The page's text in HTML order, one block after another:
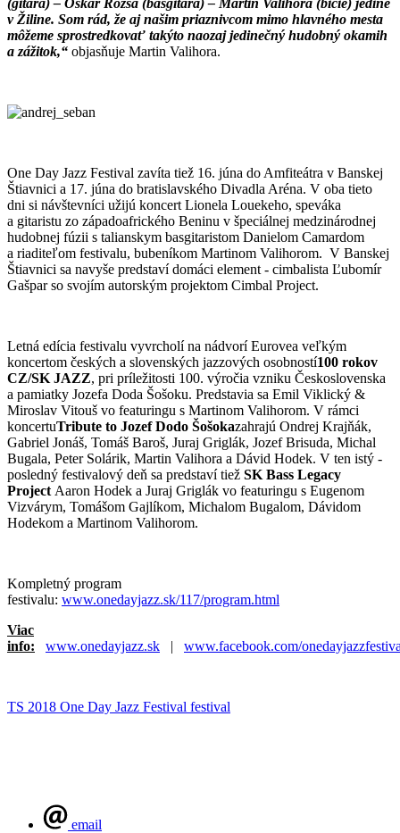
v Žiline. Som rád, že aj našim priaznivcom mimo hlavného mesta
môžeme sprostredkovať takýto naozaj jedinečný hudobný okamih
a zážitok,“ objasňuje Martin Valihora.
One Day Jazz Festival zavíta tiež 16. júna do Amfiteátra v Banskej
Štiavnici a 17. júna do bratislavského Divadla Aréna. V oba tieto
dni si návštevníci užijú koncert Lionela Louekeho, speváka
a gitaristu zo západoafrického Beninu v špeciálnej medzinárodnej
hudobnej fúzii s talianskym basgitaristom Danielom Camardom
a riaditeľom festivalu, bubeníkom Martinom Valihorom. V Banskej
Štiavnici sa navyše predstaví domáci element - cimbalista Ľubomír
Gašpar so svojím autorským projektom Cimbal Project.
Letná edícia festivalu vyvrcholí na nádvorí Eurovea veľkým
koncertom českých a slovenských jazzových osobností100 rokov
CZ/SK JAZZ, pri príležitosti 100. výročia vzniku Československa
a pamiatky Jozefa Doda Šošoku. Predstavia sa Emil Viklický &
Miroslav Vitouš vo featuringu s Martinom Valihorom. V rámci
koncertuTribute to Jozef Dodo Šošokazahrajú Ondrej Krajňák,
Gabriel Jonáš, Tomáš Baroš, Juraj Griglák, Jozef Brisuda, Michal
Bugala, Peter Solárik, Martin Valihora a Dávid Hodek. V ten istý -
posledný festivalový deň sa predstaví tiež SK Bass Legacy
Project Aaron Hodek a Juraj Griglák vo featuringu s Eugenom
Vizvárym, Tomášom Gajlíkom, Michalom Bugalom, Dávidom
Hodekom a Martinom Valihorom.
Kompletný program
festivalu: www.onedayjazz.sk/117/program.html
Viac
info:
www.onedayjazz.sk | www.facebook.com/
TS 2018 One Day Jazz Festival festival
email